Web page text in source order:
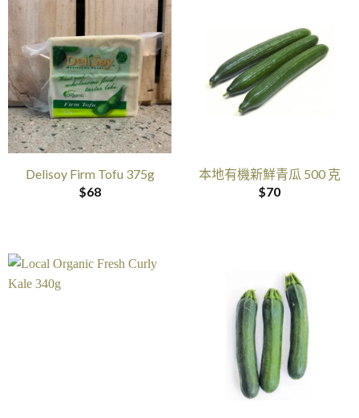
Delisoy Firm Tofu 375g
$68
本地有機新鮮青瓜 500 克
$70